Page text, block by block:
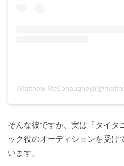
そんな彼ですが、実は『タイタ
ック役のオーディションを受け
います。